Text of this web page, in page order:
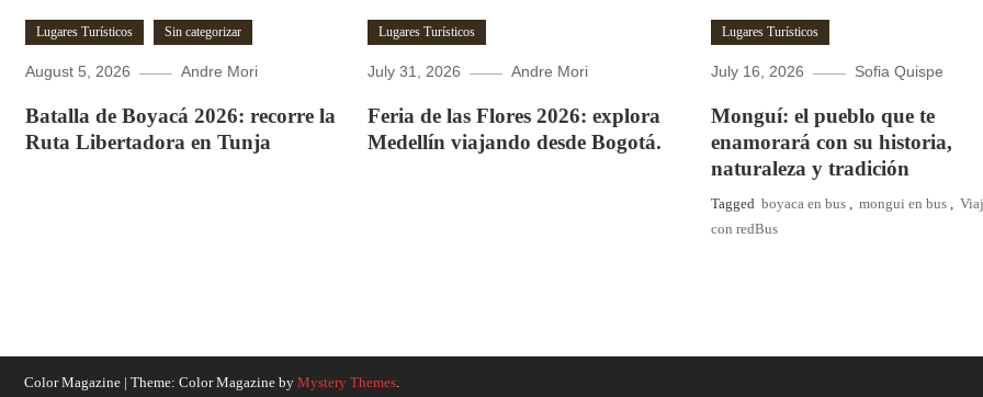
Lugares Turísticos Sin categorizar
August 5, 2026 Andre Mori
Batalla de Boyacá 2026: recorre la
Ruta Libertadora en Tunja
Lugares Turísticos
July 31, 2026 Andre Mori
Feria de las Flores 2026: explora
Medellín viajando desde Bogotá.
Lugares Turísticos
July 16, 2026 Sofia Quispe
Monguí: el pueblo que te
enamorará con su historia,
naturaleza y tradición
Tagged boyaca en bus , mongui en bus ,
con redBus
Color Magazine | Theme: Color Magazine by Mystery Themes.